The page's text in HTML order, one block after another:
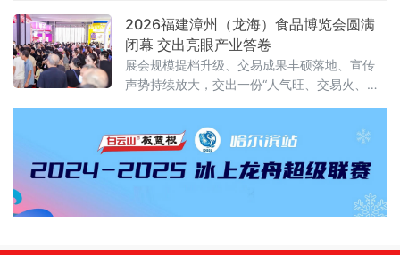
表示，上半年工业和信息化持续向新向优发
展。工业“半年报”数据亮眼，规模以上工业增加
值同比增长5.4%，工业对经济增长贡献率超
35%。从新技术突破到新赛道火热，中国制造
正加速涌现“新”力量。经济运行总体平稳 工
2026福建漳州（龙海）食品博览会圆满
闭幕 交出亮眼产业答卷
展会规模提档升级、交易成果丰硕落地、宣传
声势持续放大，交出一份“人气旺、交易火、渠
亮“中国休闲食品名城”金字招牌。人流资金双向
汇聚 交易热度“节节高”展会人气爆棚、交易